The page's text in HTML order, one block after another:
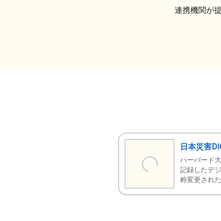
連携機関が
日本災害
ハーバード
記録したデ
称変更された